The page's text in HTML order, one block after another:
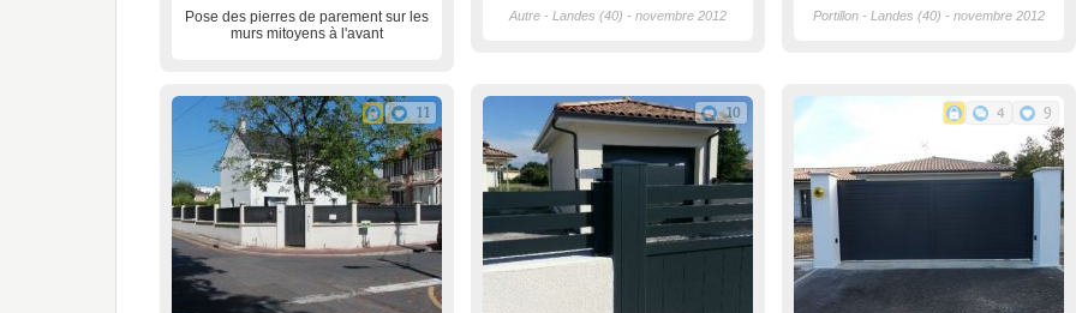
Pose des pierres de parement sur les
murs mitoyens à l'avant
Autre - Landes (40) - novembre 2012 Portillon - Landes (40) - novembre 2012
11 10 4 9